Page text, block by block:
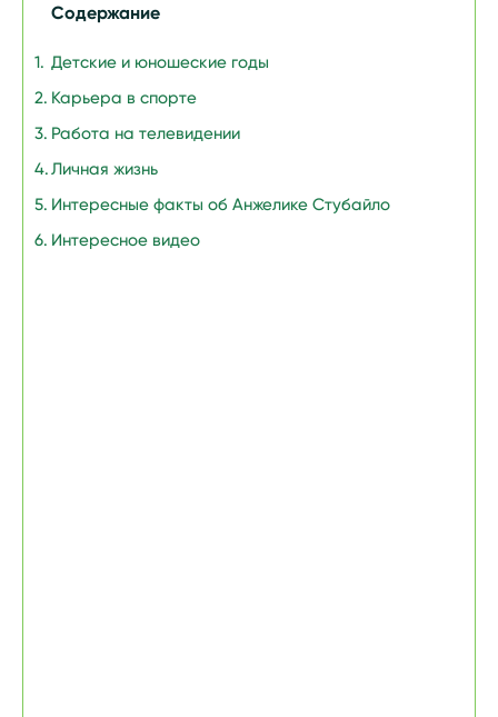
Содержание
Детские и юношеские годы
Карьера в спорте
Работа на телевидении
Личная жизнь
Интересные факты об Анжелике Стубайло
Интересное видео